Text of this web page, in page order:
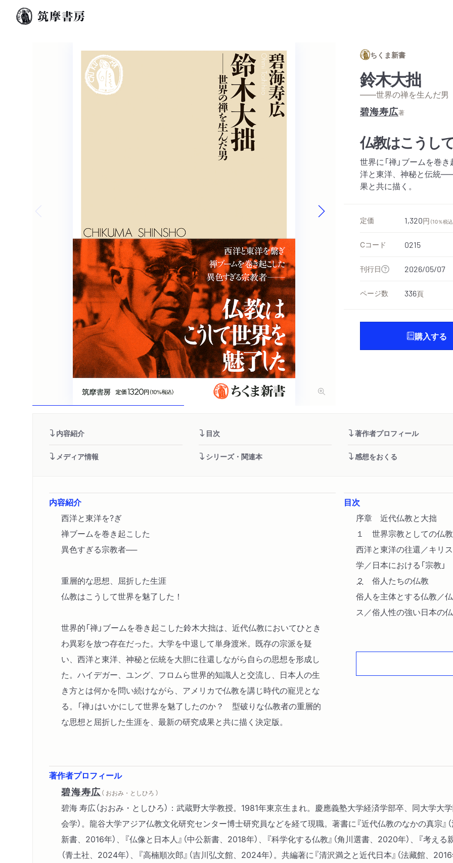
ちくま新書
鈴木大拙
——世界の禅を生んだ男
碧海寿広著
仏教はこうし
世界に「禅」ブームを巻
洋と東洋、神秘と伝統
果と共に描く。
定価 1,320円 （10％税込
Cコード 0215
刊行日 2026/05/07
ページ数 336頁
購入する
内容紹介 目次 著作者プロフィール
メディア情報 シリーズ・関連本 感想をおくる
内容紹介
西洋と東洋を?ぎ
禅ブームを巻き起こした
異色すぎる宗教者──
重層的な思想、屈折した生涯
仏教はこうして世界を魅了した！
世界的「禅」ブームを巻き起こした鈴木大拙は、近代仏教においてひとき
わ異彩を放つ存在だった。大学を中退して単身渡米。既存の宗派を疑
い、西洋と東洋、神秘と伝統を大胆に往還しながら自らの思想を形成し
た。ハイデガー、ユング、フロムら世界的知識人と交流し、日本人の生
き方とは何かを問い続けながら、アメリカで仏教を講じ時代の寵児とな
る。「禅」はいかにして世界を魅了したのか？ 型破りな仏教者の重層的
な思想と屈折した生涯を、最新の研究成果と共に描く決定版。
目次
序章 近代仏教と大拙
１ 世界宗教としての仏教
西洋と東洋の往還／キリ
学／日本における「宗教」
２ 俗人たちの仏教
俗人を主体とする仏教／
ス／俗人性の強い日本の
金沢の生家と教育熱心な
になる自己と世界／「ひ
明治の「新仏教」／無宗
在せず「無我説」が正し
多大な影響
著作者プロフィール
碧海寿広 （ おおみ・としひろ ）
碧海 寿広（おおみ・としひろ）：武蔵野大学教授。1981年東京生まれ。慶應義塾大学経済学部卒、同大学大
会学）。龍谷大学アジア仏教文化研究センター博士研究員などを経て現職。著書に『近代仏教のなかの真宗』（
新書、2016年）、『仏像と日本人』（中公新書、2018年）、『科学化する仏教』（角川選書、2020年）、『考える
（青土社、2024年）、『高楠順次郎』（吉川弘文館、2024年）。共編著に『清沢満之と近代日本』（法藏館、